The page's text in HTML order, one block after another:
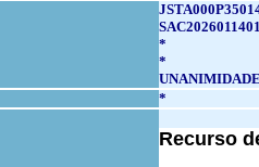
*
*
UNANIMIDADE
*
Recurso